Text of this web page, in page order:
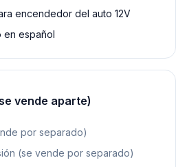
encendedor del auto 12V
en español
vende aparte)
por separado)
(se vende por separado)